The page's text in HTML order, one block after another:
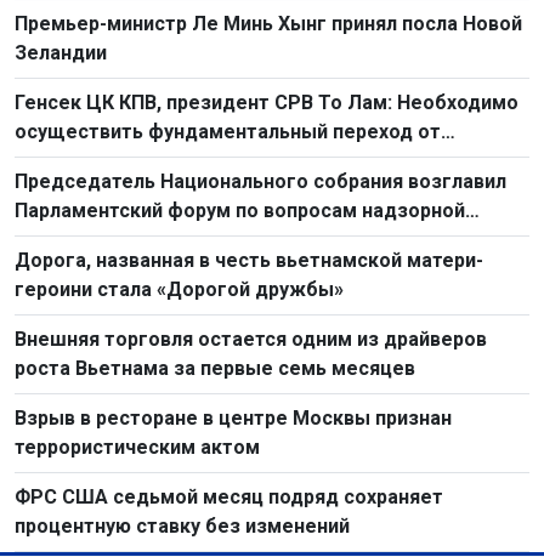
Премьер-министр Ле Минь Хынг принял посла Новой
Зеландии
Генсек ЦК КПВ, президент СРВ То Лам: Необходимо
осуществить фундаментальный переход от
простого труда к созидательному труду
Председатель Национального собрания возглавил
Парламентский форум по вопросам надзорной
деятельности 2026 г.
Дорога, названная в честь вьетнамской матери-
героини стала «Дорогой дружбы»
Внешняя торговля остается одним из драйверов
роста Вьетнама за первые семь месяцев
Взрыв в ресторане в центре Москвы признан
террористическим актом
ФРС США седьмой месяц подряд сохраняет
процентную ставку без изменений